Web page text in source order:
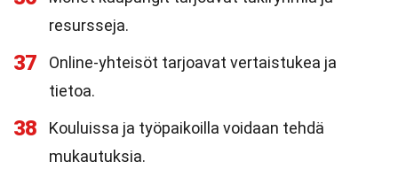
resursseja.
37
Online-yhteisöt tarjoavat vertaistukea ja
tietoa.
38
Kouluissa ja työpaikoilla voidaan tehdä
mukautuksia.